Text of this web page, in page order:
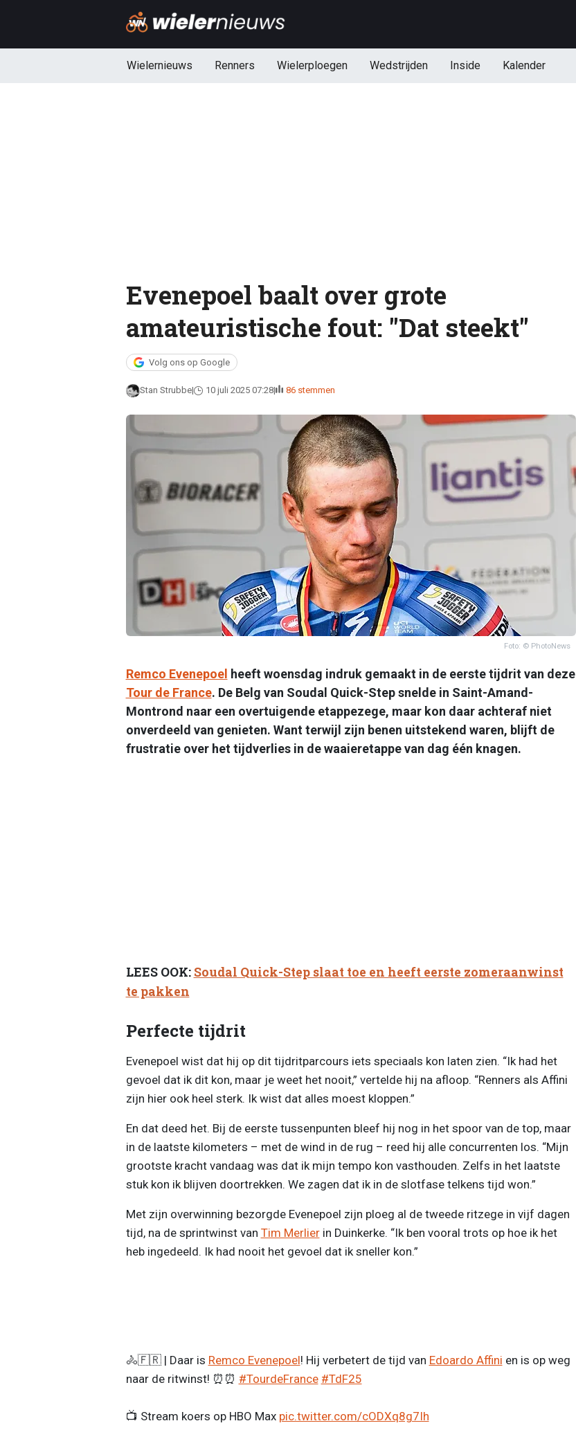
Wielernieuws Renners Wielerploegen Wedstrijden Inside Kalender
Evenepoel baalt over grote
amateuristische fout: "Dat steekt"
Volg ons op Google
Stan Strubbe 10 juli 2025 07:28 86 stemmen
Foto: © PhotoNews
Remco Evenepoel heeft woensdag indruk gemaakt in de eerste tijdrit van deze
Tour de France. De Belg van Soudal Quick-Step snelde in Saint-Amand-
Montrond naar een overtuigende etappezege, maar kon daar achteraf niet
onverdeeld van genieten. Want terwijl zijn benen uitstekend waren, blijft de
frustratie over het tijdverlies in de waaieretappe van dag één knagen.
LEES OOK: Soudal Quick-Step slaat toe en heeft eerste zomeraanwinst
te pakken
Perfecte tijdrit
Evenepoel wist dat hij op dit tijdritparcours iets speciaals kon laten zien. “Ik had het
gevoel dat ik dit kon, maar je weet het nooit,” vertelde hij na afloop. “Renners als Affini
zijn hier ook heel sterk. Ik wist dat alles moest kloppen.”
En dat deed het. Bij de eerste tussenpunten bleef hij nog in het spoor van de top, maar
in de laatste kilometers – met de wind in de rug – reed hij alle concurrenten los. “Mijn
grootste kracht vandaag was dat ik mijn tempo kon vasthouden. Zelfs in het laatste
stuk kon ik blijven doortrekken. We zagen dat ik in de slotfase telkens tijd won.”
Met zijn overwinning bezorgde Evenepoel zijn ploeg al de tweede ritzege in vijf dagen
tijd, na de sprintwinst van Tim Merlierin Duinkerke. “Ik ben vooral trots op hoe ik het
heb ingedeeld. Ik had nooit het gevoel dat ik sneller kon.”
🚴🇫🇷 | Daar is Remco Evenepoel! Hij verbetert de tijd van Edoardo Affini en is op weg
naar de ritwinst! ⏰⏰ #TourdeFrance #TdF25
📺 Stream koers op HBO Max pic.twitter.com/cODXq8g7Ih